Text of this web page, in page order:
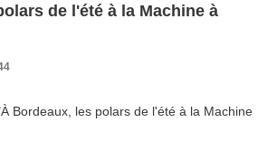
de l'été à la Machine à